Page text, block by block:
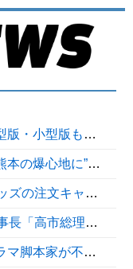
小型版も発売へ
の”があったんだけど…」
円分繰り返しまくり逮捕
が習近平主席を怒らせた」
然怖くなかった」と主張しており……他